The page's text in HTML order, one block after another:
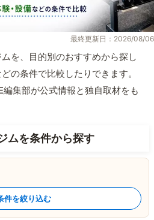
最終更新日：2026/08/06
を、目的別のおすすめから探し
の条件で比較したりできます。
集部が公式情報と独自取材をも
ムを条件から探す
件を絞り込む